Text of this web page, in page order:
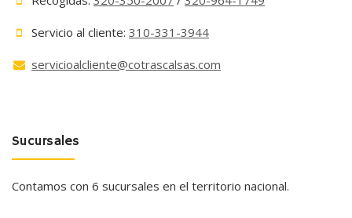
Servicio al cliente: 310-331-3944
servicioalcliente@cotrascalsas.com
Sucursales
Contamos con 6 sucursales en el territorio nacional.